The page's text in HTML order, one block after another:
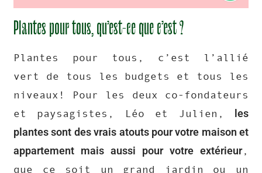
Plantes pour tous, qu’est-ce que c’est ?​
Plantes pour tous, c’est l’allié
vert de tous les budgets et tous les
niveaux! Pour les deux co-fondateurs
et paysagistes, Léo et Julien,
les
plantes sont des vrais atouts pour votre maison et
appartement mais aussi pour votre extérieur,
que ce soit un grand jardin ou un